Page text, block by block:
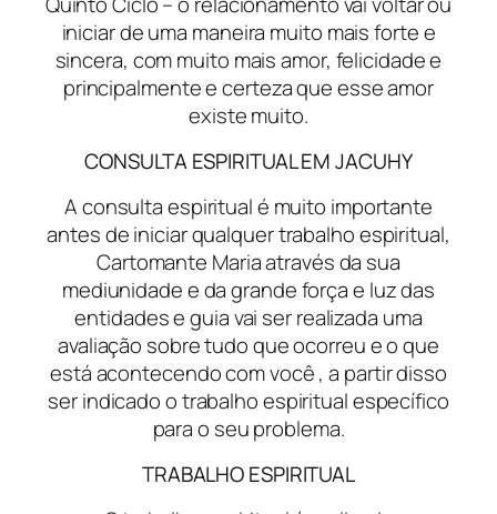
iniciar de uma maneira muito mais forte e
sincera, com muito mais amor, felicidade e
principalmente e certeza que esse amor
existe muito.
CONSULTA ESPIRITUAL EM JACUHY
A consulta espiritual é muito importante
antes de iniciar qualquer trabalho espiritual,
Cartomante Maria através da sua
mediunidade e da grande força e luz das
entidades e guia vai ser realizada uma
avaliação sobre tudo que ocorreu e o que
está acontecendo com você , a partir disso
ser indicado o trabalho espiritual específico
para o seu problema.
TRABALHO ESPIRITUAL